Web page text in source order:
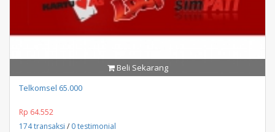
Beli Sekarang
Telkomsel 65.000
Rp 64.552
174 transaksi / 0 testimonial